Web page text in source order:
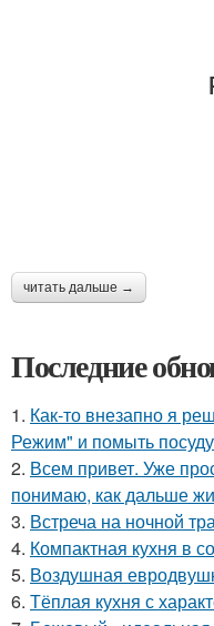
читать дальше →
Последние
1. Как-то внезапно я
Режим" и помыть
2. Всем привет. Уже
понимаю, как дальше
3. Встреча на ночной
4. Компактная кухня в
5. Воздушная
6. Тёплая кухня с